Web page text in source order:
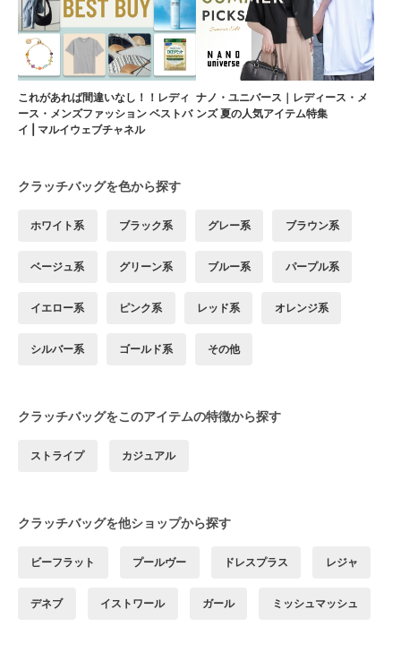
これがあれば間違いなし！！レディ
ース・メンズファッション ベストバ
イ | マルイウェブチャネル
ナノ・ユニバース｜レディース・メ
ンズ 夏の人気アイテム特集
クラッチバッグを色から探す
ホワイト系 ブラック系 グレー系 ブラウン系
ベージュ系 グリーン系 ブルー系 パープル系
イエロー系 ピンク系 レッド系 オレンジ系
シルバー系 ゴールド系 その他
クラッチバッグをこのアイテムの特徴から探す
ストライプ カジュアル
クラッチバッグを他ショップから探す
ビーフラット プールヴー ドレスプラス レジャ
デネブ イストワール ガール ミッシュマッシュ